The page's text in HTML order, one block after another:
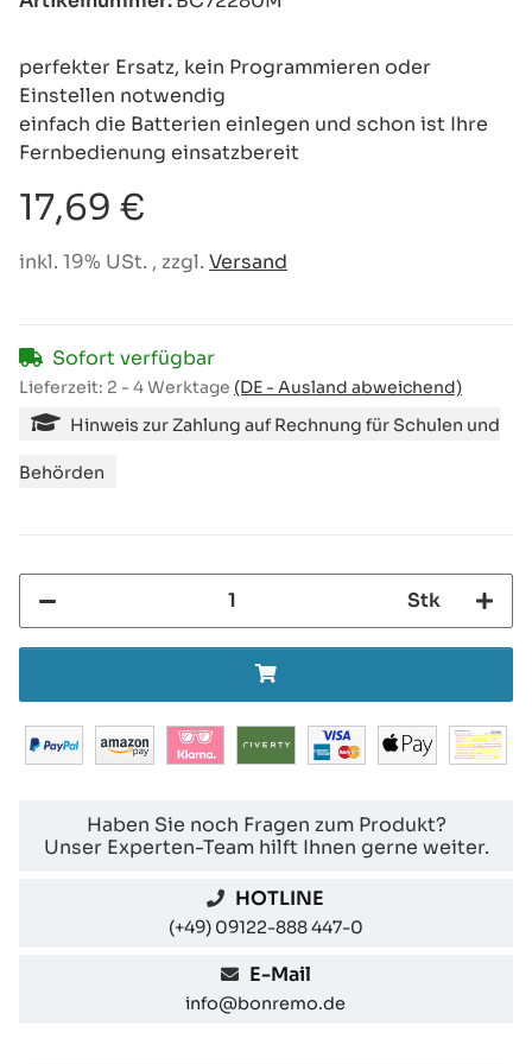
perfekter Ersatz, kein Programmieren oder
Einstellen notwendig
einfach die Batterien einlegen und schon ist Ihre
Fernbedienung einsatzbereit
17,69 €
inkl. 19% USt. , zzgl. Versand
Sofort verfügbar
Lieferzeit: 2 - 4 Werktage (DE - Ausland abweichend)
Hinweis zur Zahlung auf Rechnung für Schulen und
Behörden
Stk
Haben Sie noch Fragen zum Produkt?
Unser Experten-Team hilft Ihnen gerne weiter.
HOTLINE
(+49) 09122-888 447-0
E-Mail
info@bonremo.de